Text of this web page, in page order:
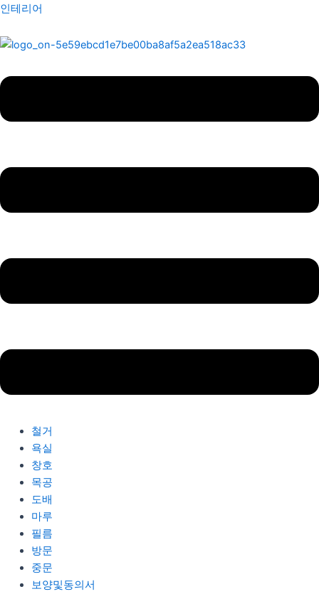
콘
츠
건
뛰
인테리어
Menu
철거
욕실
창호
목공
도배
마루
필름
방문
중문
보양및동의서
포
트
색